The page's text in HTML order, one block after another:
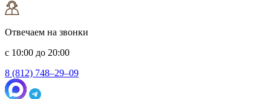
Отвечаем на звонки
с 10:00 до 20:00
8 (812) 748–29–09